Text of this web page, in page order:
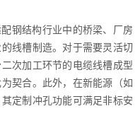
钢结构行业中的桥梁、厂房
线槽制造。对于需要灵活切
次加工环节的电缆线槽成型
契合。此外，在新能源（如
定制冲孔功能可满足非标安